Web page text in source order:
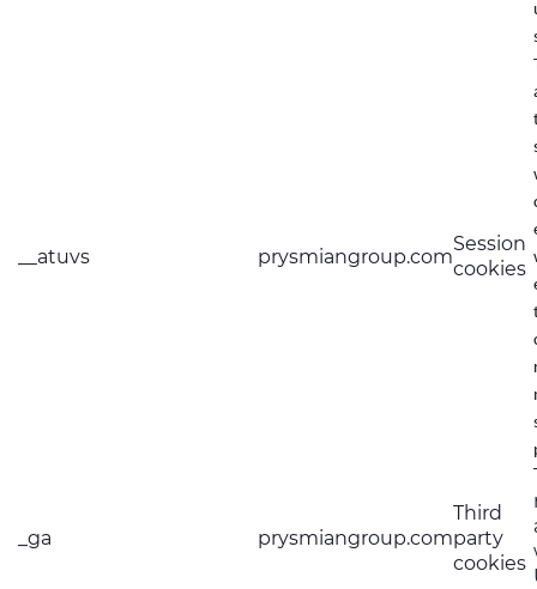
__atuvs prysmiangroup.com
Session
cookies
_ga prysmiangroup.com
Third
party
cookies